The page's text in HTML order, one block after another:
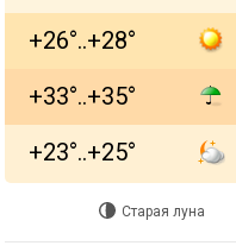
+26°..+28°
+33°..+35°
+23°..+25°
Старая луна